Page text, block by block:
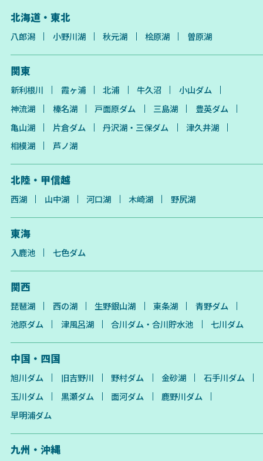
北海道・東北
八郎潟 小野川湖 秋元湖 桧原湖 曽原湖
関東
新利根川 霞ヶ浦 北浦 牛久沼
小山ダム
神流湖
榛名湖 戸面原ダム 三島湖
豊英ダム
亀山湖
片倉ダム 丹沢湖・三保ダム
津久井湖
相模湖
芦ノ湖
北陸・甲信越
西湖 山中湖 河口湖 木崎湖 野尻湖
東海
入鹿池 七色ダム
関西
琵琶湖 西の湖 生野銀山湖 東条湖
青野ダム
池原ダム
津風呂湖 合川ダム・合川貯水池 七川ダム
中国・四国
旭川ダム 旧吉野川 野村ダム 金砂湖
石手川ダム
玉川ダム
黒瀬ダム 面河ダム
鹿野川ダム
早明浦ダム
九州・沖縄